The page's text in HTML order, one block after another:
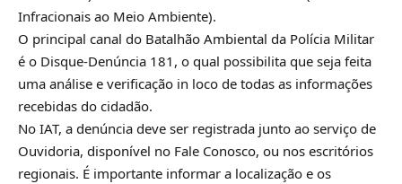
Infracionais ao Meio Ambiente).
O principal canal do Batalhão Ambiental da Polícia Militar
é o Disque-Denúncia 181, o qual possibilita que seja feita
uma análise e verificação in loco de todas as informações
recebidas do cidadão.
No IAT, a denúncia deve ser registrada junto ao serviço de
Ouvidoria, disponível no Fale Conosco, ou nos escritórios
regionais. É importante informar a localização e os